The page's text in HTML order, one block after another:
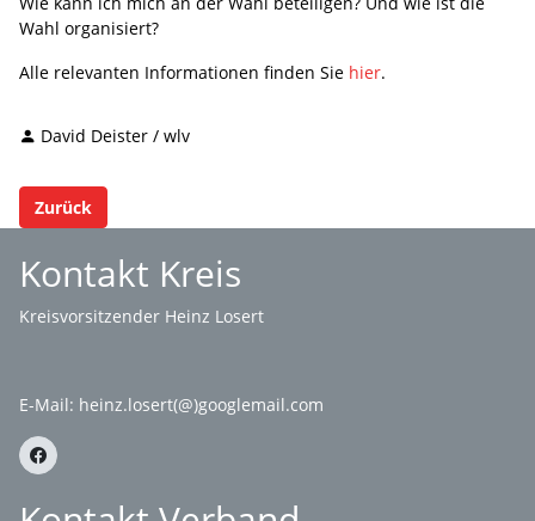
Wahl organisiert?
Alle relevanten Informationen finden Sie hier.
David Deister / wlv
Zurück
Kontakt Kreis
Kreisvorsitzender Heinz Losert
E-Mail: heinz.losert(@)googlemail.com